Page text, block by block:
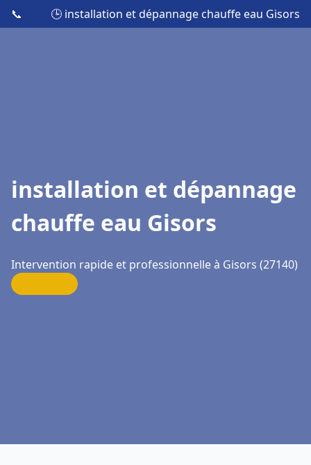
📞 🕒 installation et dépannage chauffe eau Gisors
installation et dépannage
chauffe eau Gisors
Intervention rapide et professionnelle à Gisors (27140)